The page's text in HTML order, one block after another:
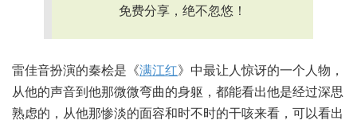
免费分享，绝不忽悠！
雷佳音扮演的秦桧是《满江红》中最让人惊讶的一个人物，
从他的声音到他那微微弯曲的身躯，都能看出他是经过深思
熟虑的，从他那惨淡的面容和时不时的干咳来看，可以看出